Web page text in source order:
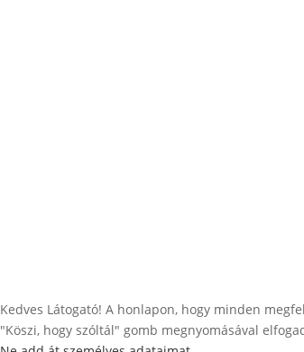
Kedves Látogató! A honlapon, hogy minden
"Köszi, hogy szóltál" gomb megnyomásával